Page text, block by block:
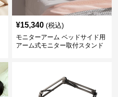
¥15,340 (税込)
モニターアーム ベッドサイド用
アーム式モニター取付スタンド